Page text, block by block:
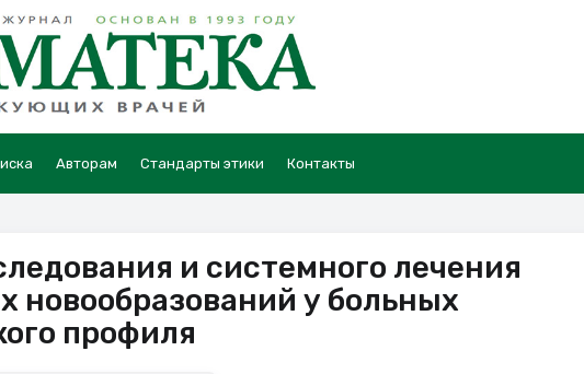
Авторам Стандарты этики Контакты
и системного лечения
новообразований у больных
профиля